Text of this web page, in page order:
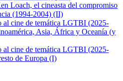
Loach, el cineasta del compromiso
(1994-2004) (II)
al cine de temática LGTBI (2025-
Asia, África y Oceanía (y
al cine de temática LGTBI (2025-
de Europa (I)